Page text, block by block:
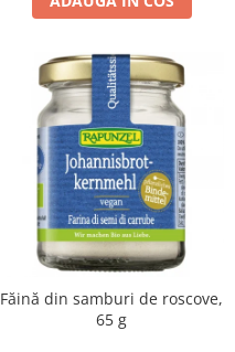
Făină din samburi de roscove,
65 g